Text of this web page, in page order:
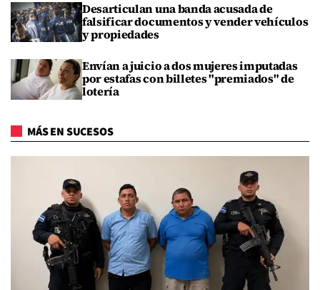
Desarticulan una banda acusada de
falsificar documentos y vender vehículos
y propiedades
Envían a juicio a dos mujeres imputadas
por estafas con billetes "premiados" de
lotería
MÁS EN SUCESOS